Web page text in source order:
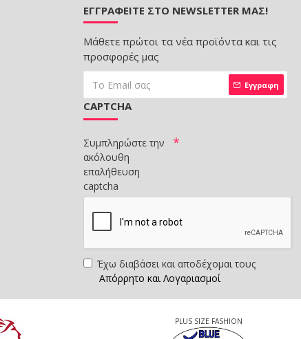
ΕΓΓΡΑΦΕΊΤΕ ΣΤΟ NEWSLETTER ΜΑΣ!
Μάθετε πρώτοι τα νέα προϊόντα και τις
προσφορές μας
Εγγραφη
CAPTCHA
Συμπληρώστε την
ακόλουθη
επαλήθευση
captcha
Έχω διαβάσει και αποδέχομαι τους
Απόρρητο και Λογαριασμοί
PLUS SIZE FASHION